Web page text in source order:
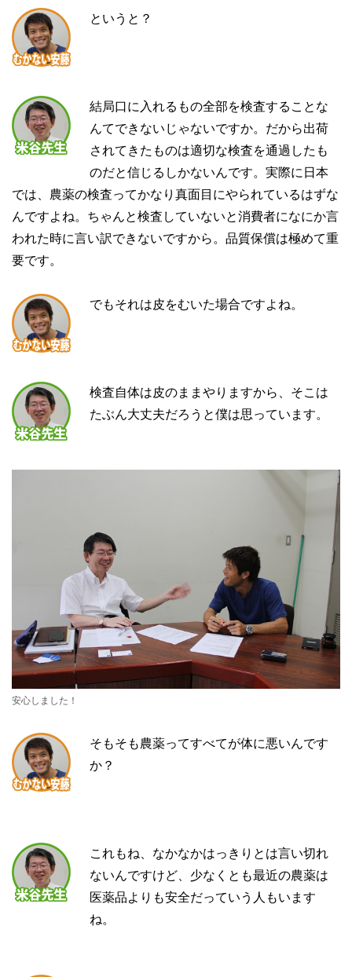
というと？
結局口に入れるもの全部を検査することな
んてできないじゃないですか。だから出荷
されてきたものは適切な検査を通過したも
のだと信じるしかないんです。実際に日本
では、農薬の検査ってかなり真面目にやられているはずな
んですよね。ちゃんと検査していないと消費者になにか言
われた時に言い訳できないですから。品質保償は極めて重
要です。
でもそれは皮をむいた場合ですよね。
検査自体は皮のままやりますから、そこは
たぶん大丈夫だろうと僕は思っています。
安心しました！
そもそも農薬ってすべてが体に悪いんです
か？
これもね、なかなかはっきりとは言い切れ
ないんですけど、少なくとも最近の農薬は
医薬品よりも安全だっていう人もいます
ね。